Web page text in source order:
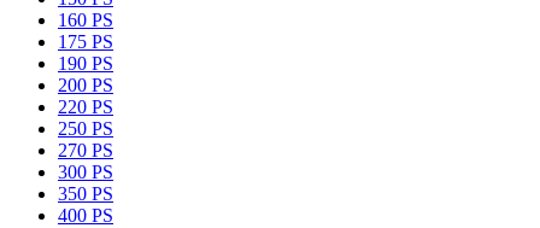
160 PS
175 PS
190 PS
200 PS
220 PS
250 PS
270 PS
300 PS
350 PS
400 PS